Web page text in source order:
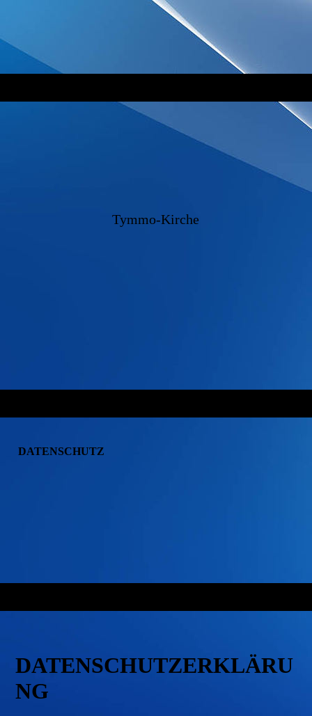
Tymmo-Kirche
DATENSCHUTZ
DATENSCHUTZERKLÄRU
NG